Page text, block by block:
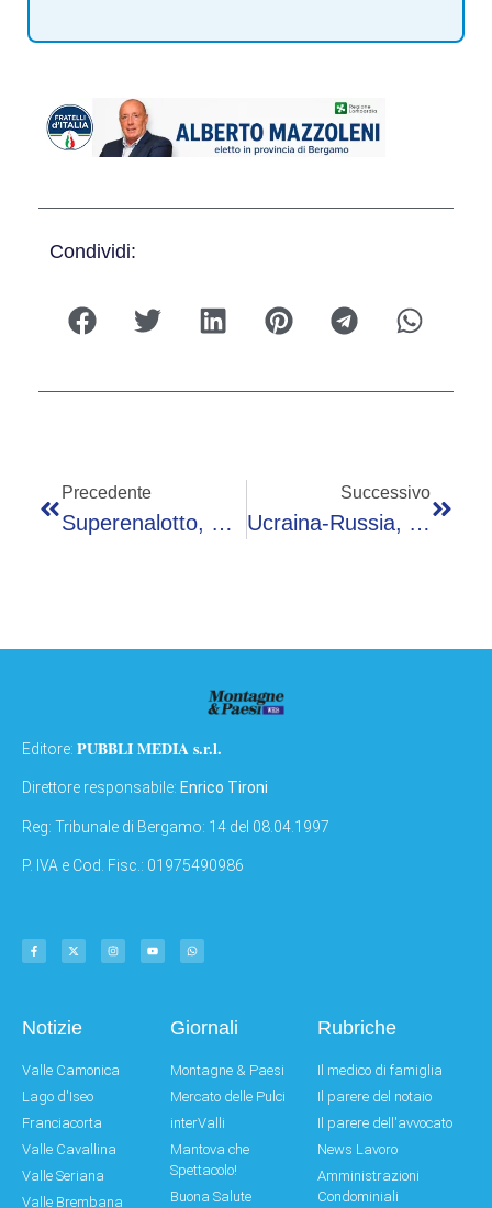
Condividi:
Precedente
Superenalotto, Numeri Combinazione Vincente Oggi 20 Maggio
Successivo
Ucraina-Russia, Meloni Sente Papa: Vaticano Pronto Ad Ospitare Negoziato
Editore: PUBBLI MEDIA s.r.l.
Direttore responsabile: Enrico Tironi
Reg: Tribunale di Bergamo: 14 del 08.04.1997
P. IVA e Cod. Fisc.: 01975490986
Notizie
Valle Camonica
Lago d'Iseo
Franciacorta
Valle Cavallina
Valle Seriana
Valle Brembana
Giornali
Montagne & Paesi
Mercato delle Pulci
interValli
Mantova che
Spettacolo!
Buona Salute
Rubriche
Il medico di famiglia
Il parere del notaio
Il parere dell'avvocato
News Lavoro
Amministrazioni
Condominiali